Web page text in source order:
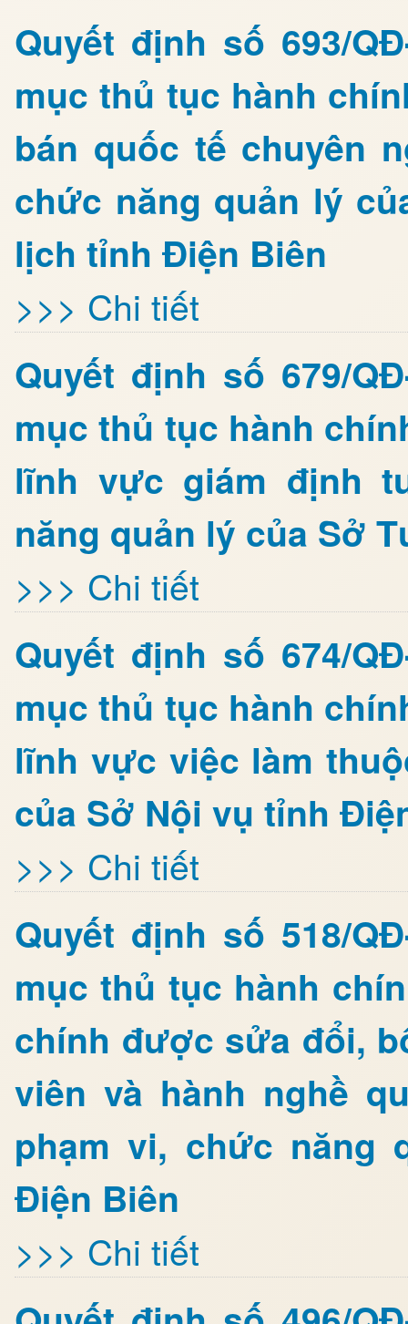
Quyết định số 693/
mục thủ tục hành
bán quốc tế chuyên
chức năng quản lý
lịch tỉnh Điện Biên
>>> Chi tiết
Quyết định số 679/
mục thủ tục hành
lĩnh vực giám định
năng quản lý của Sở
>>> Chi tiết
Quyết định số 674/
mục thủ tục hành
lĩnh vực việc làm
của Sở Nội vụ tỉnh
>>> Chi tiết
Quyết định số 518/
mục thủ tục hành
chính được sửa đổi,
viên và hành nghề
phạm vi, chức năng
Điện Biên
>>> Chi tiết